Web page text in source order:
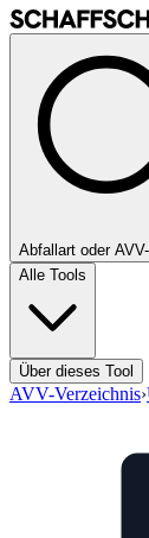
Abfallart oder
Alle Tools
Über dieses Tool
AVV-Verzeichnis›